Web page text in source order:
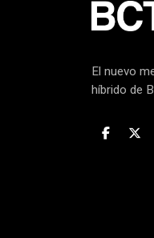
El nuevo
híbrido de